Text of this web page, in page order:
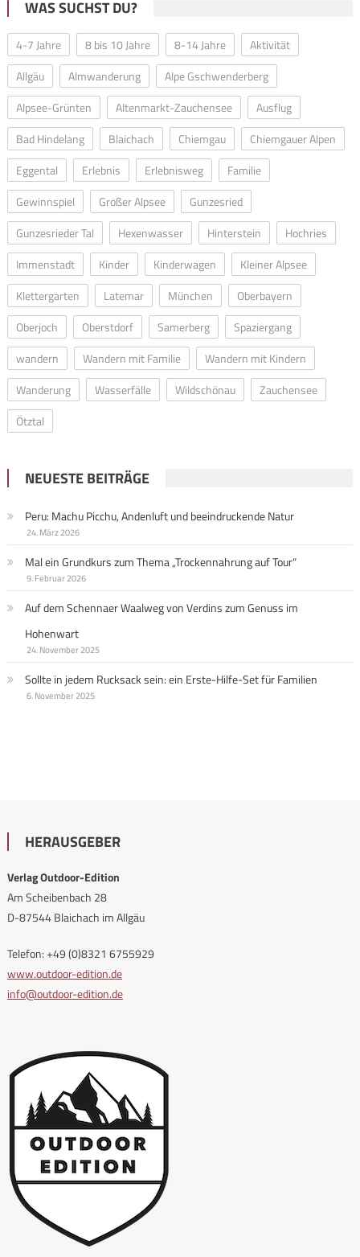
WAS SUCHST DU?
4-7 Jahre 8 bis 10 Jahre 8-14 Jahre
Aktivität
Allgäu
Almwanderung
Alpe Gschwenderberg
Alpsee-Grünten
Altenmarkt-Zauchensee
Ausflug
Bad Hindelang
Blaichach Chiemgau
Chiemgauer Alpen
Eggental
Erlebnis Erlebnisweg
Familie
Gewinnspiel
Großer Alpsee
Gunzesried
Gunzesrieder Tal
Hexenwasser Hinterstein
Hochries
Immenstadt
Kinder Kinderwagen
Kleiner Alpsee
Klettergarten
Latemar München
Oberbayern
Oberjoch
Oberstdorf Samerberg
Spaziergang
wandern
Wandern mit Familie
Wandern mit Kindern
Wanderung
Wasserfälle Wildschönau
Zauchensee
Ötztal
NEUESTE BEITRÄGE
Peru: Machu Picchu, Andenluft und beeindruckende Natur
24. März 2026
Mal ein Grundkurs zum Thema „Trockennahrung auf Tour“
9. Februar 2026
Auf dem Schennaer Waalweg von Verdins zum Genuss im
Hohenwart
24. November 2025
Sollte in jedem Rucksack sein: ein Erste-Hilfe-Set für Familien
6. November 2025
HERAUSGEBER
Verlag Outdoor-Edition
Am Scheibenbach 28
D-87544 Blaichach im Allgäu
Telefon: +49 (0)8321 6755929
www.outdoor-edition.de
info@outdoor-edition.de